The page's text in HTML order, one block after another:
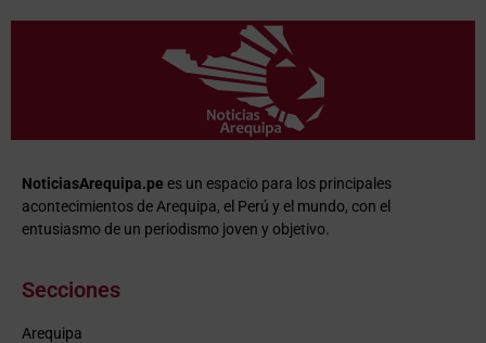
NoticiasArequipa.pe es un espacio para los principales
acontecimientos de Arequipa, el Perú y el mundo, con el
entusiasmo de un periodismo joven y objetivo.
Secciones
Arequipa